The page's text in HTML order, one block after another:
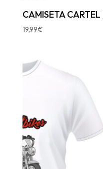
CAMISETA
19,99€